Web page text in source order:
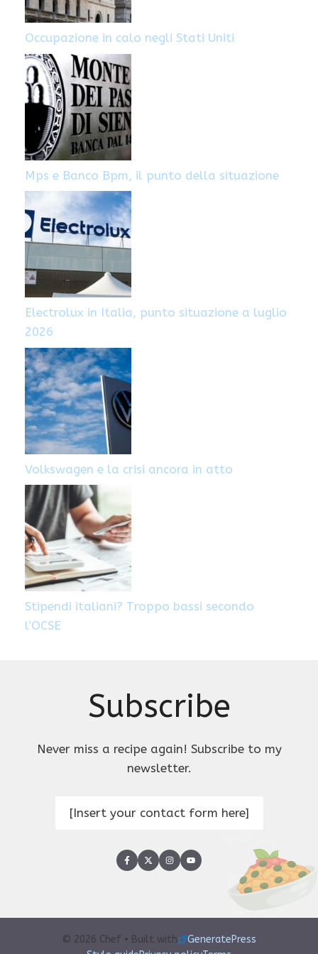
Occupazione in calo negli Stati Uniti
Mps e Banco Bpm, il punto della situazione
Electrolux in Italia, punto situazione a luglio
2026
Volkswagen e la crisi ancora in atto
Stipendi italiani? Troppo bassi secondo
l’OCSE
Subscribe
Never miss a recipe again! Subscribe to my
newsletter.
[Insert your contact form here]
© 2026 Chef • Built with
GeneratePress